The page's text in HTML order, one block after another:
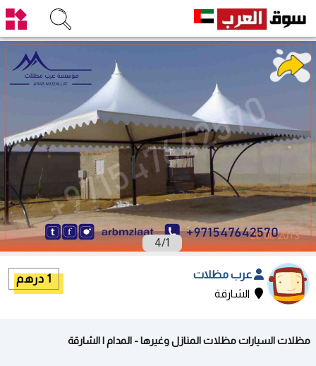
1
/
4
عرب مظلات
الشارقة
1 درهم
مظلات السيارات مظلات المنازل وغيرها - المدام | الشارقة